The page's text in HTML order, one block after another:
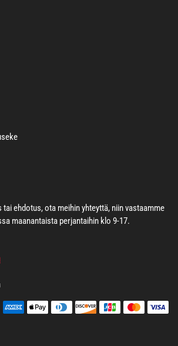
ehdotus, ota meihin yhteyttä, niin vastaamme
maanantaista perjantaihin klo 9-17.